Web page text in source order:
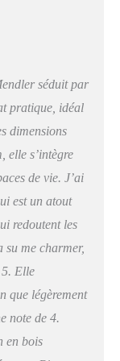
séduit par
pratique, idéal
dimensions
elle s’intègre
de vie. J’ai
est un atout
redoutent les
su me charmer,
Elle
que légèrement
note de 4.
en bois